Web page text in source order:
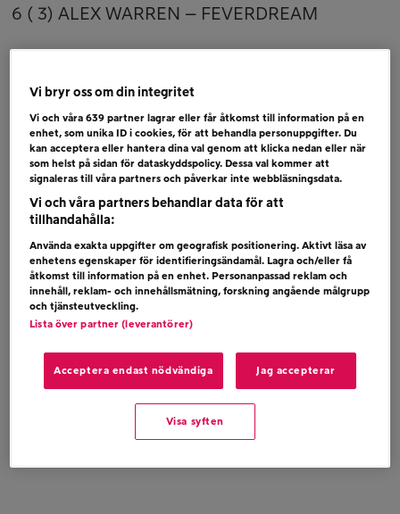
6 ( 3) ALEX WARREN – FEVERDREAM
JAY SMITH + INGRID – GLASSHOUSE
TEMPER CITY – SELF AWARE
Vi bryr oss om din integritet
Vi och våra639 partner lagrar eller får åtkomst till information på en
enhet, som unika ID i cookies, för att behandla personuppgifter. Du
kan acceptera eller hantera dina val genom att klicka nedan eller när
som helst på sidan för dataskyddspolicy. Dessa val kommer att
signaleras till våra partners och påverkar inte webbläsningsdata.
Vi och våra partners behandlar data för att
tillhandahålla:
Använda exakta uppgifter om geografisk positionering. Aktivt läsa av
enhetens egenskaper för identifieringsändamål. Lagra och/eller få
åtkomst till information på en enhet. Personanpassad reklam och
innehåll, reklam- och innehållsmätning, forskning angående målgrupp
och tjänsteutveckling.
Lista över partner (leverantörer)
Acceptera endast nödvändiga Jag accepterar
Visa syften